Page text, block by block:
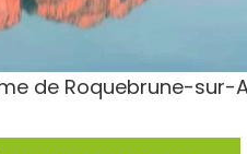
de Roquebrune-sur-